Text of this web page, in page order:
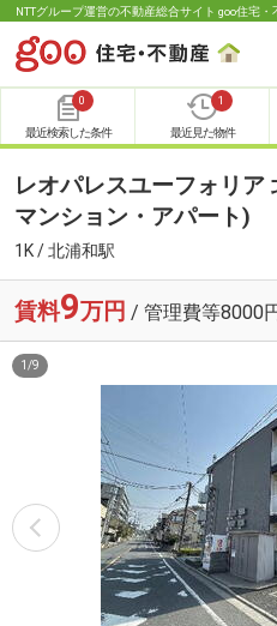
NTTグループ運営の不動産総合サイト goo住宅・
0
最近検索した条件
1
最近見た物件
レオパレスユーフォリア
マンション・アパート)
1K / 北浦和駅
賃料9万円 / 管理費等8000
1 /9